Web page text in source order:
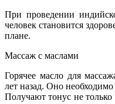
При проведении
человек становится
плане.
Массаж с маслами
Горячее масло для
лет назад. Оно
Получают тонус не